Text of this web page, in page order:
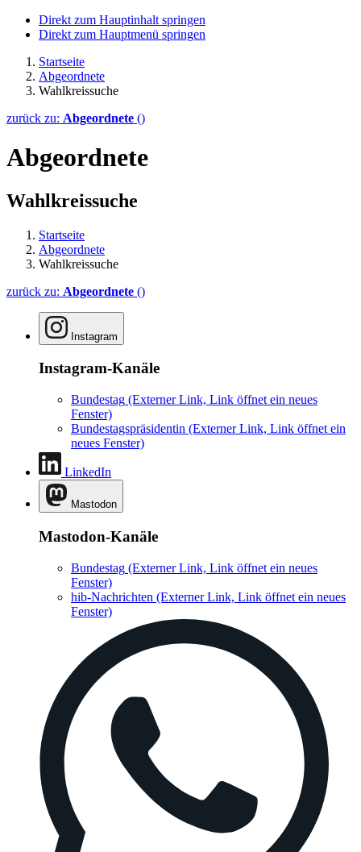
Direkt zum Hauptinhalt springen
Direkt zum Hauptmenü springen
Startseite
Abgeordnete
Wahlkreissuche
zurück zu: Abgeordnete ()
Abgeordnete
Wahlkreissuche
Startseite
Abgeordnete
Wahlkreissuche
zurück zu: Abgeordnete ()
Instagram
Instagram-Kanäle
Bundestag (Externer Link, Link öffnet ein neues
Fenster)
Bundestagspräsidentin (Externer Link, Link öffnet ein
neues Fenster)
LinkedIn
Mastodon
Mastodon-Kanäle
Bundestag (Externer Link, Link öffnet ein neues
Fenster)
hib-Nachrichten (Externer Link, Link öffnet ein neues
Fenster)